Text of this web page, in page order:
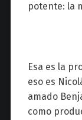
potente: la
Esa es la
eso es
amado
como